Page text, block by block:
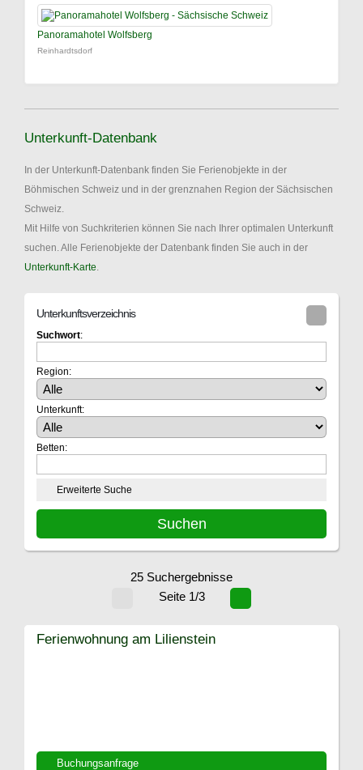
Panoramahotel Wolfsberg
Reinhardtsdorf
Unterkunft-Datenbank
In der Unterkunft-Datenbank finden Sie Ferienobjekte in der
Böhmischen Schweiz und in der grenznahen Region der Sächsischen
Schweiz.
Mit Hilfe von Suchkriterien können Sie nach Ihrer optimalen Unterkunft
suchen. Alle Ferienobjekte der Datenbank finden Sie auch in der
Unterkunft-Karte
Unterkunftsverzeichnis
Suchwort:
Region:
Unterkunft:
Betten:
Erweiterte Suche
25 Suchergebnisse
Seite 1/3
Buchungsanfrage
Ferienwohnung am Lilienstein